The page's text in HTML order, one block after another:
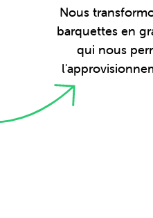
Nous
barquettes en
qui nous